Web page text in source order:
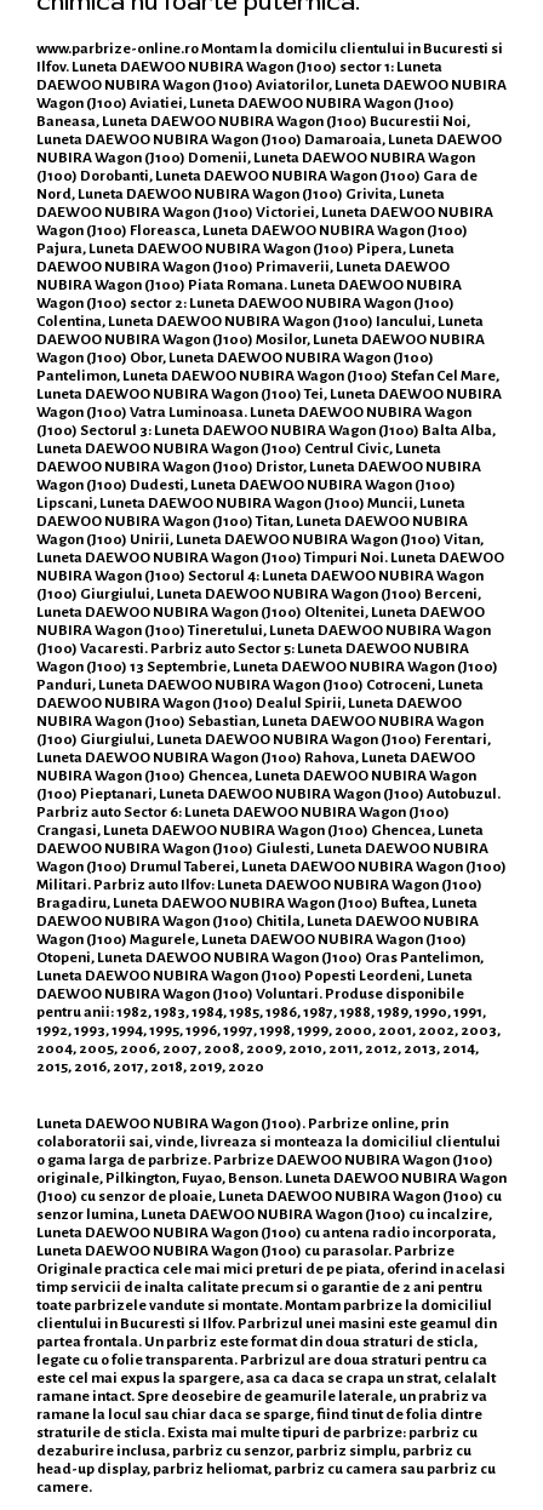
www.parbrize-online.roMontam la domicilu clientului in Bucuresti si
Ilfov. Luneta DAEWOO NUBIRA Wagon (J100) sector 1: Luneta
DAEWOO NUBIRA Wagon (J100) Aviatorilor, Luneta DAEWOO NUBIRA
Wagon (J100) Aviatiei, Luneta DAEWOO NUBIRA Wagon (J100)
Baneasa, Luneta DAEWOO NUBIRA Wagon (J100) Bucurestii Noi,
Luneta DAEWOO NUBIRA Wagon (J100) Damaroaia, Luneta DAEWOO
NUBIRA Wagon (J100) Domenii, Luneta DAEWOO NUBIRA Wagon
(J100) Dorobanti, Luneta DAEWOO NUBIRA Wagon (J100) Gara de
Nord, Luneta DAEWOO NUBIRA Wagon (J100) Grivita, Luneta
DAEWOO NUBIRA Wagon (J100) Victoriei, Luneta DAEWOO NUBIRA
Wagon (J100) Floreasca, Luneta DAEWOO NUBIRA Wagon (J100)
Pajura, Luneta DAEWOO NUBIRA Wagon (J100) Pipera, Luneta
DAEWOO NUBIRA Wagon (J100) Primaverii, Luneta DAEWOO
NUBIRA Wagon (J100) Piata Romana. Luneta DAEWOO NUBIRA
Wagon (J100) sector 2: Luneta DAEWOO NUBIRA Wagon (J100)
Colentina, Luneta DAEWOO NUBIRA Wagon (J100) Iancului, Luneta
DAEWOO NUBIRA Wagon (J100) Mosilor, Luneta DAEWOO NUBIRA
Wagon (J100) Obor, Luneta DAEWOO NUBIRA Wagon (J100)
Pantelimon, Luneta DAEWOO NUBIRA Wagon (J100) Stefan Cel Mare,
Luneta DAEWOO NUBIRA Wagon (J100) Tei, Luneta DAEWOO NUBIRA
Wagon (J100) Vatra Luminoasa. Luneta DAEWOO NUBIRA Wagon
(J100) Sectorul 3: Luneta DAEWOO NUBIRA Wagon (J100) Balta Alba,
Luneta DAEWOO NUBIRA Wagon (J100) Centrul Civic, Luneta
DAEWOO NUBIRA Wagon (J100) Dristor, Luneta DAEWOO NUBIRA
Wagon (J100) Dudesti, Luneta DAEWOO NUBIRA Wagon (J100)
Lipscani, Luneta DAEWOO NUBIRA Wagon (J100) Muncii, Luneta
DAEWOO NUBIRA Wagon (J100) Titan, Luneta DAEWOO NUBIRA
Wagon (J100) Unirii, Luneta DAEWOO NUBIRA Wagon (J100) Vitan,
Luneta DAEWOO NUBIRA Wagon (J100) Timpuri Noi. Luneta DAEWOO
NUBIRA Wagon (J100) Sectorul 4: Luneta DAEWOO NUBIRA Wagon
(J100) Giurgiului, Luneta DAEWOO NUBIRA Wagon (J100) Berceni,
Luneta DAEWOO NUBIRA Wagon (J100) Oltenitei, Luneta DAEWOO
NUBIRA Wagon (J100) Tineretului, Luneta DAEWOO NUBIRA Wagon
(J100) Vacaresti. Parbriz auto Sector 5: Luneta DAEWOO NUBIRA
Wagon (J100) 13 Septembrie, Luneta DAEWOO NUBIRA Wagon (J100)
Panduri, Luneta DAEWOO NUBIRA Wagon (J100) Cotroceni, Luneta
DAEWOO NUBIRA Wagon (J100) Dealul Spirii, Luneta DAEWOO
NUBIRA Wagon (J100) Sebastian, Luneta DAEWOO NUBIRA Wagon
(J100) Giurgiului, Luneta DAEWOO NUBIRA Wagon (J100) Ferentari,
Luneta DAEWOO NUBIRA Wagon (J100) Rahova, Luneta DAEWOO
NUBIRA Wagon (J100) Ghencea, Luneta DAEWOO NUBIRA Wagon
(J100) Pieptanari, Luneta DAEWOO NUBIRA Wagon (J100) Autobuzul.
Parbriz auto Sector 6: Luneta DAEWOO NUBIRA Wagon (J100)
Crangasi, Luneta DAEWOO NUBIRA Wagon (J100) Ghencea, Luneta
DAEWOO NUBIRA Wagon (J100) Giulesti, Luneta DAEWOO NUBIRA
Wagon (J100) Drumul Taberei, Luneta DAEWOO NUBIRA Wagon (J100)
Militari. Parbriz auto Ilfov: Luneta DAEWOO NUBIRA Wagon (J100)
Bragadiru, Luneta DAEWOO NUBIRA Wagon (J100) Buftea, Luneta
DAEWOO NUBIRA Wagon (J100) Chitila, Luneta DAEWOO NUBIRA
Wagon (J100) Magurele, Luneta DAEWOO NUBIRA Wagon (J100)
Otopeni, Luneta DAEWOO NUBIRA Wagon (J100) Oras Pantelimon,
Luneta DAEWOO NUBIRA Wagon (J100) Popesti Leordeni, Luneta
DAEWOO NUBIRA Wagon (J100) Voluntari. Produse disponibile
pentru anii: 1982, 1983, 1984, 1985, 1986, 1987, 1988, 1989, 1990, 1991,
1992, 1993, 1994, 1995, 1996, 1997, 1998, 1999, 2000, 2001, 2002, 2003,
2004, 2005, 2006, 2007, 2008, 2009, 2010, 2011, 2012, 2013, 2014,
2015, 2016, 2017, 2018, 2019, 2020
Luneta DAEWOO NUBIRA Wagon (J100). Parbrize online, prin
colaboratorii sai, vinde, livreaza si monteaza la domiciliul clientului
o gama larga de parbrize. Parbrize DAEWOO NUBIRA Wagon (J100)
originale, Pilkington, Fuyao, Benson. Luneta DAEWOO NUBIRA Wagon
(J100) cu senzor de ploaie, Luneta DAEWOO NUBIRA Wagon (J100) cu
senzor lumina, Luneta DAEWOO NUBIRA Wagon (J100) cu incalzire,
Luneta DAEWOO NUBIRA Wagon (J100) cu antena radio incorporata,
Luneta DAEWOO NUBIRA Wagon (J100) cu parasolar. Parbrize
Originale practica cele mai mici preturi de pe piata, oferind in acelasi
timp servicii de inalta calitate precum si o garantie de 2 ani pentru
toate parbrizele vandute si montate. Montam parbrize la domiciliul
clientului in Bucuresti si Ilfov. Parbrizul unei masini este geamul din
partea frontala. Un parbriz este format din doua straturi de sticla,
legate cu o folie transparenta. Parbrizul are doua straturi pentru ca
este cel mai expus la spargere, asa ca daca se crapa un strat, celalalt
ramane intact. Spre deosebire de geamurile laterale, un prabriz va
ramane la locul sau chiar daca se sparge, fiind tinut de folia dintre
straturile de sticla. Exista mai multe tipuri de parbrize: parbriz cu
dezaburire inclusa, parbriz cu senzor, parbriz simplu, parbriz cu
head-up display, parbriz heliomat, parbriz cu camera sau parbriz cu
camere.